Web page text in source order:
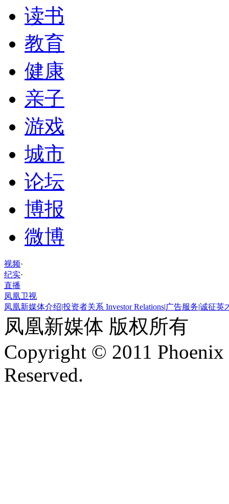
读书
教育
健康
亲子
游戏
城市
论坛
博报
微博
视频·
纪实·
直播
凤凰卫视
凤凰新媒体介绍|投资者关系 Investor Relations|广告服务|诚征英
凤凰新媒体 版权所有
Copyright © 2011
Reserved.